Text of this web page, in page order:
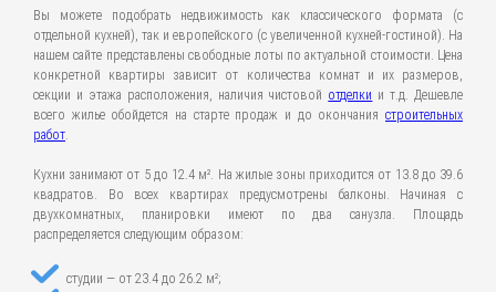
Вы можете подобрать недвижимость как классического формата (с
отдельной кухней), так и европейского (с увеличенной кухней-гостиной). На
нашем сайте представлены свободные лоты по актуальной стоимости. Цена
конкретной квартиры зависит от количества комнат и их размеров,
секции и этажа расположения, наличия чистовой отделки и т.д. Дешевле
всего жилье обойдется на старте продаж и до окончания строительных
работ.
Кухни занимают от 5 до 12.4 м². На жилые зоны приходится от 13.8 до 39.6
квадратов. Во всех квартирах предусмотрены балконы. Начиная с
двухкомнатных, планировки имеют по два санузла. Площадь
распределяется следующим образом:
студии — от 23.4 до 26.2 м²;